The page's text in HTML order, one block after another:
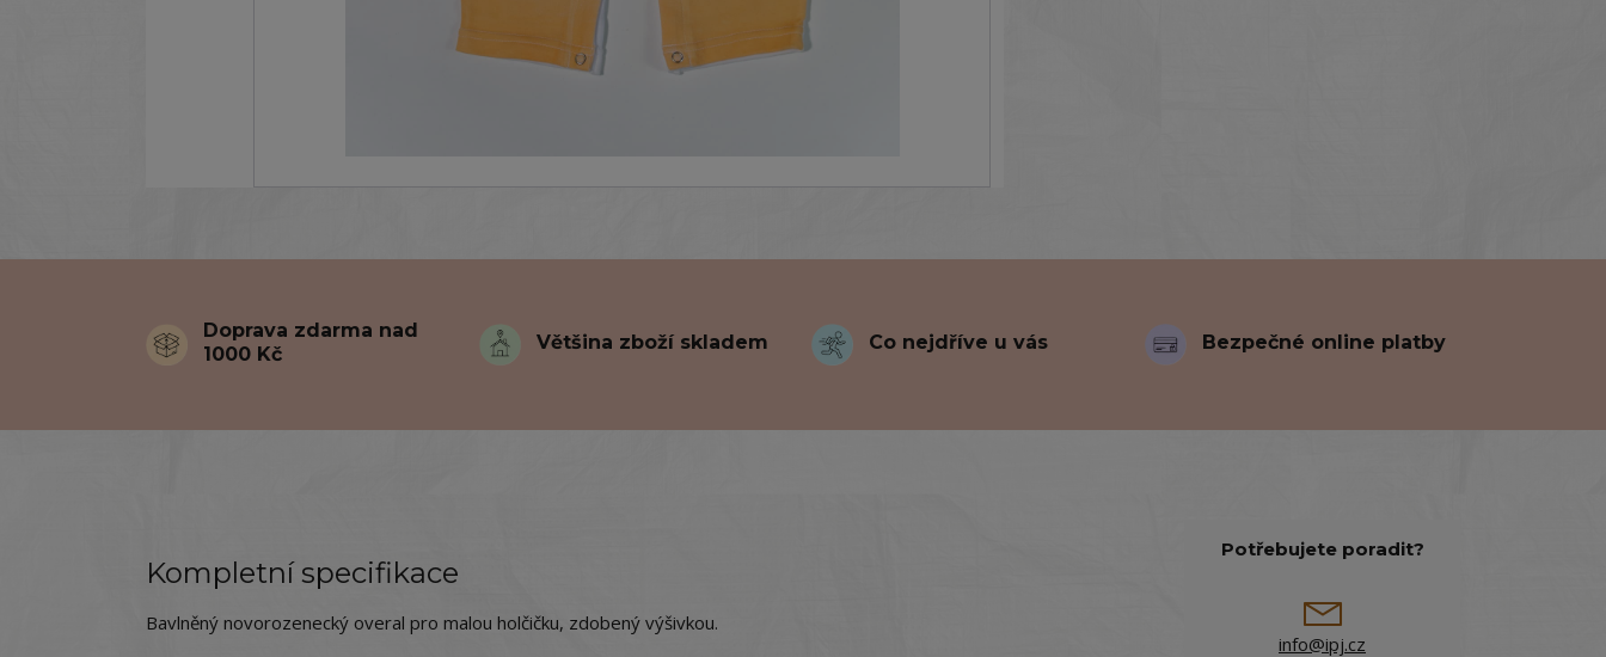
Doprava zdarma nad
1000 Kč
Většina zboží skladem Co nejdříve u vás Bezpečné online platby
Kompletní specifikace
Bavlněný novorozenecký overal pro malou holčičku, zdobený výšivkou.
Potřebujete poradit?
info@ipj.cz